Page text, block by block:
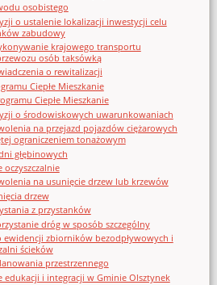
osobistego
o ustalenie lokalizacji inwestycji celu
zabudowy
krajowego transportu
osób taksówką
o rewitalizacji
Ciepłe Mieszkanie
Ciepłe Mieszkanie
o środowiskowych uwarunkowaniach
na przejazd pojazdów ciężarowych
ograniczeniem tonażowym
głębinowych
na usunięcie drzew lub krzewów
drzew
z przystanków
dróg w sposób szczególny
ewidencji zbiorników bezodpływowych i
ścieków
przestrzennego
edukacji i integracji w Gminie Olsztynek